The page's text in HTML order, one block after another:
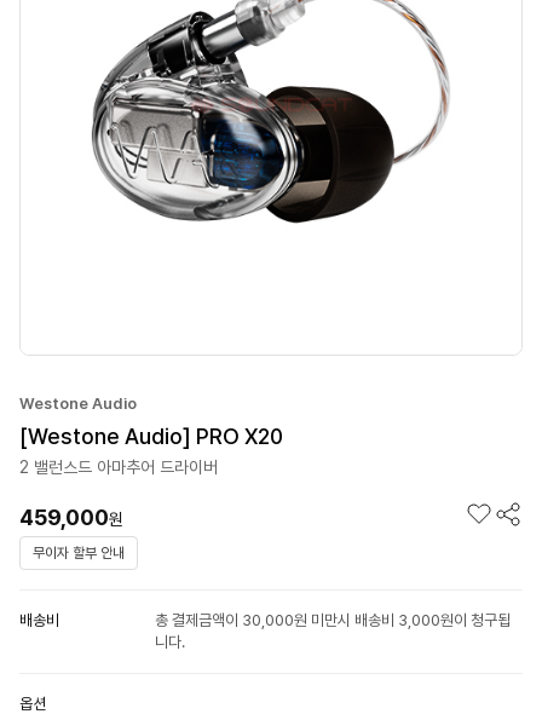
Westone Audio
[Westone Audio] PRO X20
2 밸런스드 아마추어 드라이버
459,000원
무이자 할부 안내
배송비
총 결제금액이 30,000원 미만시 배송비 3,000원이 청구됩
니다.
옵션